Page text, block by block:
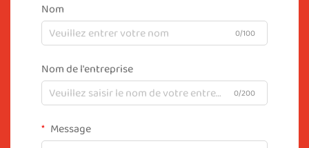
Nom
0/100
Nom de l'entreprise
0/200
Message